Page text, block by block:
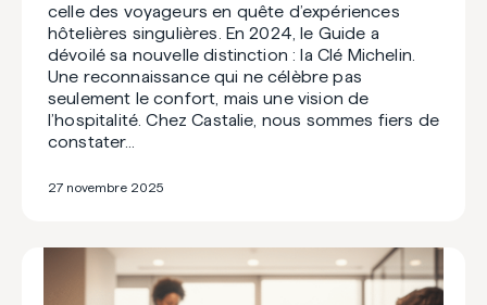
celle des voyageurs en quête d’expériences
hôtelières singulières. En 2024, le Guide a
dévoilé sa nouvelle distinction : la Clé Michelin.
Une reconnaissance qui ne célèbre pas
seulement le confort, mais une vision de
l’hospitalité. Chez Castalie, nous sommes fiers de
constater…
27 novembre 2025